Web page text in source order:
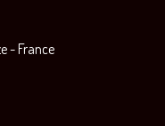
- France